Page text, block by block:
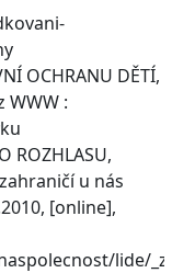
OCHRANU DĚTÍ,
:
ROZHLASU,
u nás
[online],
lide/